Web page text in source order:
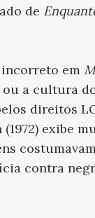
de
incorreto em
a cultura
direitos
(1972) exibe
contra